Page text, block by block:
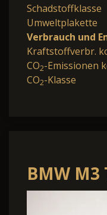
Schadstoffklasse
Umweltplakette
Verbrauch und
Kraftstoffverbr.
CO2-Emissionen
CO2-Klasse
BMW